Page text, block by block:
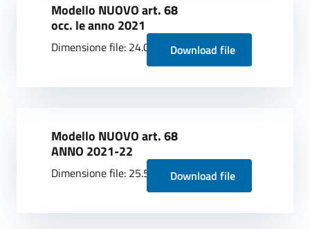
Modello NUOVO art. 68
occ. le anno 2021
Dimensione file: 24.02 KBDownload file
Modello NUOVO art. 68
ANNO 2021-22
Dimensione file: 25.52 KBDownload file